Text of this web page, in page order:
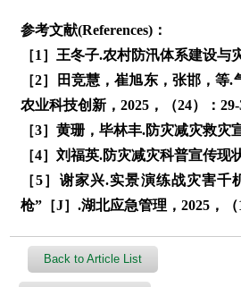
参考文献(References)：
［1］王冬子.农村防汛体系建设与
［2］田竞慧，崔旭东，张邯，
农业科技创新，2025，（24）：29-
［3］黄珊，毕林丰.防灾减灾救
［4］刘福英.防灾减灾科普宣传
［5］谢家兴.实景演练战灾害千
枪”［J］.湖北应急管理，2025，（
Back to Article List